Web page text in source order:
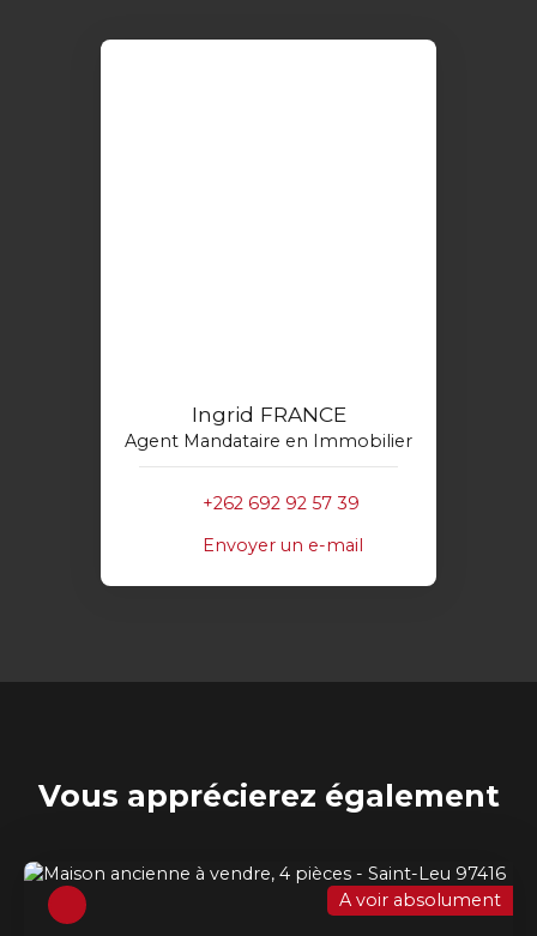
Ingrid FRANCE
Agent Mandataire en Immobilier
+262 692 92 57 39
Envoyer un e-mail
Vous apprécierez également
A voir absolument